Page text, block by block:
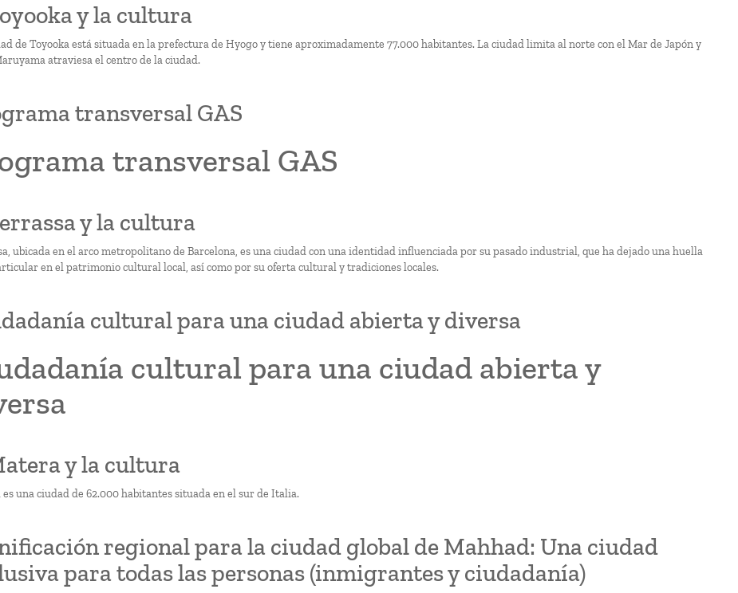
y la cultura
de Toyooka está situada en la prefectura de Hyogo y tiene aproximadamente 77.000 habitantes. La ciudad limita al norte con el Mar de Japón y
atraviesa el centro de la ciudad.
transversal GAS
transversal GAS
y la cultura
ubicada en el arco metropolitano de Barcelona, es una ciudad con una identidad influenciada por su pasado industrial, que ha dejado una huella
en el patrimonio cultural local, así como por su oferta cultural y tradiciones locales.
cultural para una ciudad abierta y diversa
cultural para una ciudad abierta y
y la cultura
una ciudad de 62.000 habitantes situada en el sur de Italia.
regional para la ciudad global de Mahhad: Una ciudad
para todas las personas (inmigrantes y ciudadanía)